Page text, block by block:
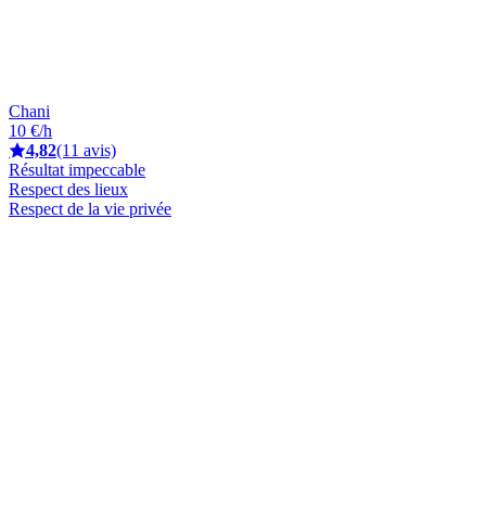
Chani
10 €/h
4,82(11 avis)
Résultat impeccable
Respect des lieux
Respect de la vie privée